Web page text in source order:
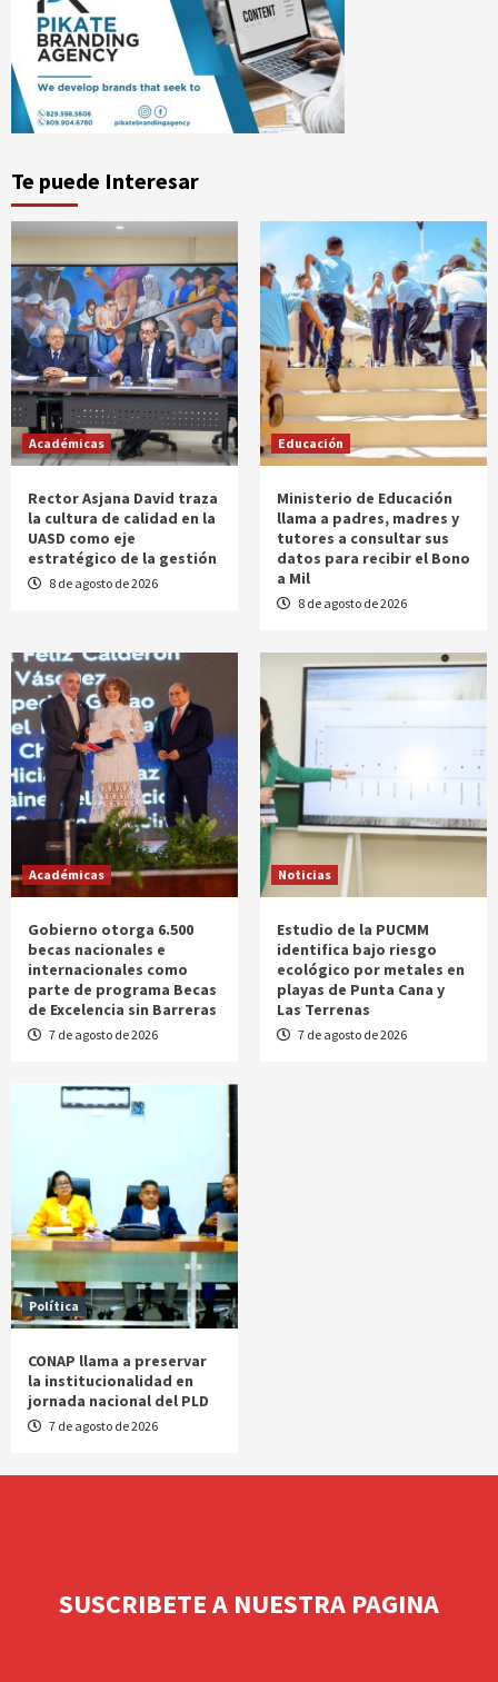
Te puede Interesar
Académicas
Rector Asjana David traza
la cultura de calidad en la
UASD como eje
estratégico de la gestión
8 de agosto de 2026
Educación
Ministerio de Educación
llama a padres, madres y
tutores a consultar sus
datos para recibir el Bono
a Mil
8 de agosto de 2026
Académicas
Gobierno otorga 6.500
becas nacionales e
internacionales como
parte de programa Becas
de Excelencia sin Barreras
7 de agosto de 2026
Noticias
Estudio de la PUCMM
identifica bajo riesgo
ecológico por metales en
playas de Punta Cana y
Las Terrenas
7 de agosto de 2026
Política
CONAP llama a preservar
la institucionalidad en
jornada nacional del PLD
7 de agosto de 2026
SUSCRIBETE A NUESTRA PAGINA